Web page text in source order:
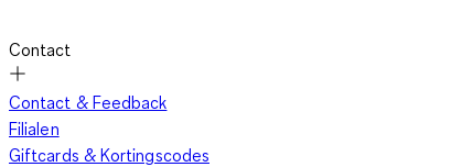
Contact
Contact & Feedback
Filialen
Giftcards & Kortingscodes